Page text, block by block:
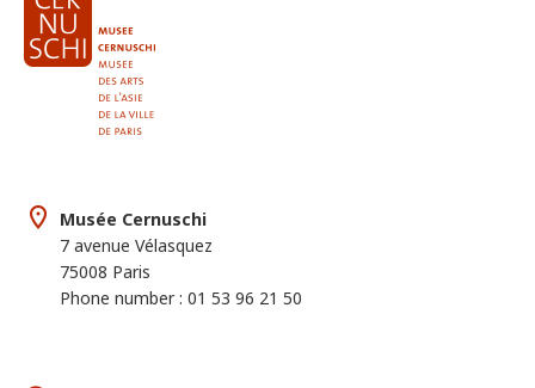
Musée Cernuschi
7 avenue Vélasquez
75008 Paris
Phone number : 01 53 96 21 50